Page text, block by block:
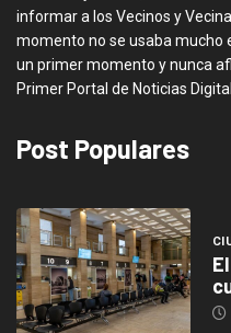
informar a los Vecinos y
momento no se usaba mucho
un primer momento y nunca
Primer Portal de Noticias
Post Populares